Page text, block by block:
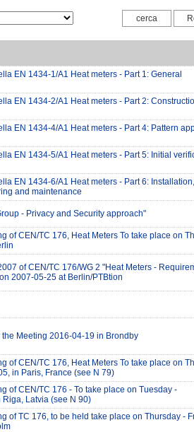
EN 1434-1/A1 Heat meters - Part 1: General
EN 1434-2/A1 Heat meters - Part 2:
EN 1434-4/A1 Heat meters - Part 4: Pattern
EN 1434-5/A1 Heat meters - Part 5: Initial
EN 1434-6/A1 Heat meters - Part 6: Installation,
and maintenance
- Privacy and Security approach"
of CEN/TC 176, Heat Meters To take place on
of CEN/TC 176/WG 2 "Heat Meters -
2007-05-25 at Berlin/PTBtion
the Meeting 2016-04-19 in Brondby
of CEN/TC 176, Heat Meters To take place on
in Paris, France (see N 79)
of CEN/TC 176 - To take place on Tuesday -
Latvia (see N 90)
of TC 176, to be held take place on Thursday -